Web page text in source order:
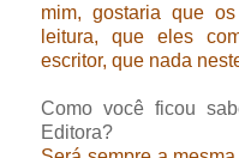
mim, gostaria que
leitura, que eles
escritor, que nada
Como você ficou
Editora?